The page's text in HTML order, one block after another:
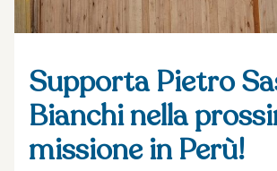
Supporta Pietro
Bianchi nella
missione in Perù!